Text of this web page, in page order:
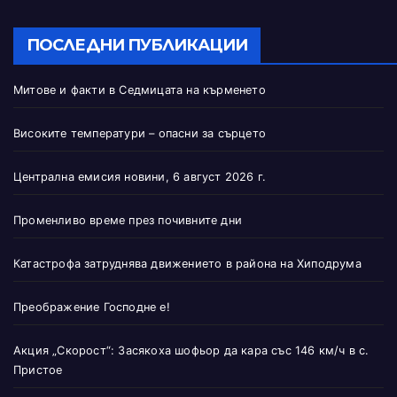
ПОСЛЕДНИ ПУБЛИКАЦИИ
Митове и факти в Седмицата на кърменето
Високите температури – опасни за сърцето
Централна емисия новини, 6 август 2026 г.
Променливо време през почивните дни
Катастрофа затруднява движението в района на Хиподрума
Преображение Господне е!
Акция „Скорост“: Засякоха шофьор да кара със 146 км/ч в с.
Пристое